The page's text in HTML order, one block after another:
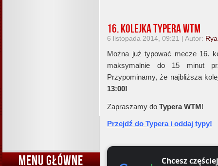
MENU GŁÓWNE
16. kolejka Typera WTM
6 listopada 2014, 09:21 | Autor:
Można już typować mecze 16.
maksymalnie do 15 minut
Przypominamy, że najbliższa
13:00!
Zapraszamy do Typera WTM!
Przejdź do Typera i oddaj typy!
Chcesz częściej